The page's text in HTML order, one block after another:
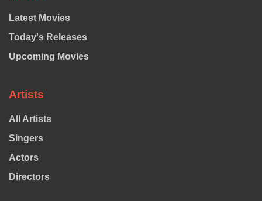
Latest Movies
Today's Releases
Upcoming Movies
Artists
All Artists
Singers
Actors
Directors